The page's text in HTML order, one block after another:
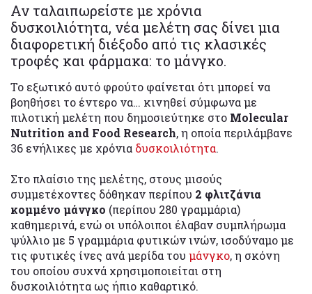
Αν ταλαιπωρείστε με χρόνια
δυσκοιλιότητα, νέα μελέτη σας δίνει μια
διαφορετική διέξοδο από τις κλασικές
τροφές και φάρμακα: το μάνγκο.
Το εξωτικό αυτό φρούτο φαίνεται ότι μπορεί να
βοηθήσει το έντερο να… κινηθεί σύμφωνα με
πιλοτική μελέτη που δημοσιεύτηκε στο Molecular
Nutrition and Food Research, η οποία περιλάμβανε
36 ενήλικες με χρόνια δυσκοιλιότητα.
Στο πλαίσιο της μελέτης, στους μισούς
συμμετέχοντες δόθηκαν περίπου 2 φλιτζάνια
κομμένο μάνγκο (περίπου 280 γραμμάρια)
καθημερινά, ενώ οι υπόλοιποι έλαβαν συμπλήρωμα
ψύλλιο με 5 γραμμάρια φυτικών ινών, ισοδύναμο με
τις φυτικές ίνες ανά μερίδα του μάνγκο, η σκόνη
του οποίου συχνά χρησιμοποιείται στη
δυσκοιλιότητα ως ήπιο καθαρτικό.